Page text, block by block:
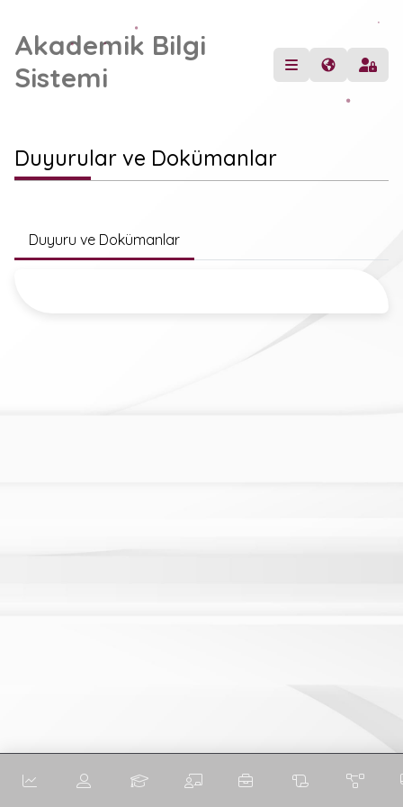
Akademik Bilgi
Sistemi
Duyurular ve Dokümanlar
Duyuru ve Dokümanlar